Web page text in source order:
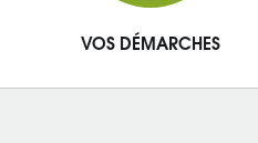
VOS DÉMARCHES